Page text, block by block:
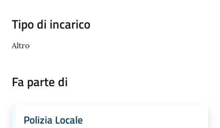
Seguici
Tipo di incarico
Altro
Fa parte di
Polizia Locale